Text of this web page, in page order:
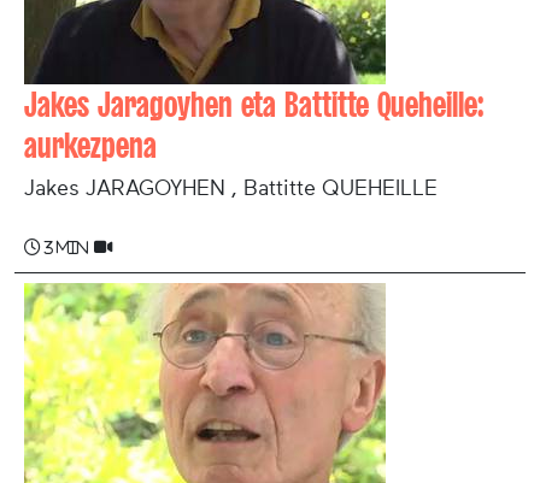
Jakes Jaragoyhen eta Battitte Queheille:
aurkezpena
Jakes JARAGOYHEN , Battitte QUEHEILLE
3 min